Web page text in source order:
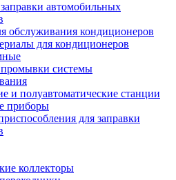
автомобильных
обслуживания кондиционеров
для кондиционеров
промывки системы
и полуавтоматические станции
приборы
для заправки
коллекторы